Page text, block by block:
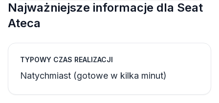
Najważniejsze informacje dla Seat
Ateca
TYPOWY CZAS REALIZACJI
Natychmiast (gotowe w kilka minut)